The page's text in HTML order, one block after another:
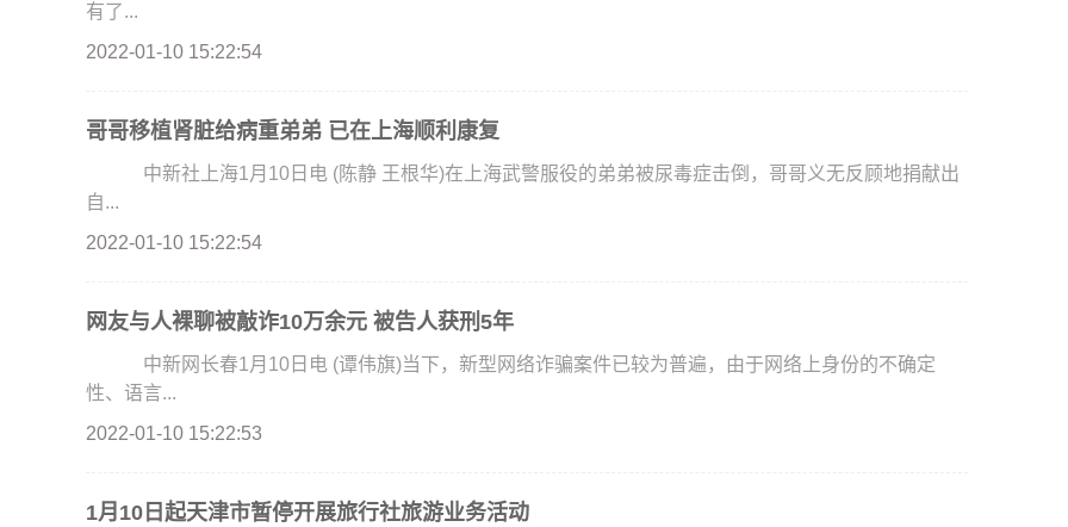
有了...
2022-01-10 15:22:54
哥哥移植肾脏给病重弟弟 已在上海顺利康复
中新社上海1月10日电 (陈静 王根华)在上海武警服役的弟弟被尿毒症击倒，哥哥义无反顾地捐献出
自...
2022-01-10 15:22:54
网友与人裸聊被敲诈10万余元 被告人获刑5年
中新网长春1月10日电 (谭伟旗)当下，新型网络诈骗案件已较为普遍，由于网络上身份的不确定
性、语言...
2022-01-10 15:22:53
1月10日起天津市暂停开展旅行社旅游业务活动